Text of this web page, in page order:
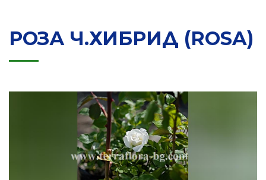
РОЗА Ч.ХИБРИД (ROSA)